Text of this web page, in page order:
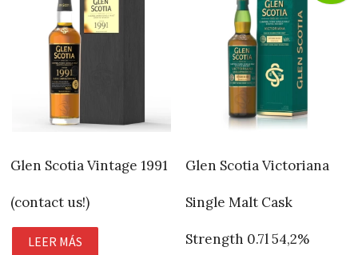
Glen Scotia Vintage 1991
(contact us!)
LEER MÁS
Glen Scotia Victoriana
Single Malt Cask
Strength 0.7l 54,2%